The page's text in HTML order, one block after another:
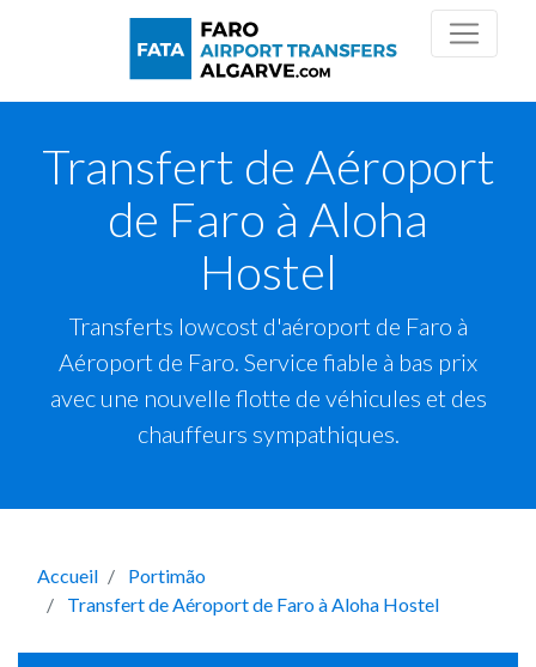
Transfert de Aéroport
de Faro à Aloha
Hostel
Transferts lowcost d'aéroport de Faro à
Aéroport de Faro. Service fiable à bas prix
avec une nouvelle flotte de véhicules et des
chauffeurs sympathiques.
Accueil
Portimão
Transfert de Aéroport de Faro à Aloha Hostel